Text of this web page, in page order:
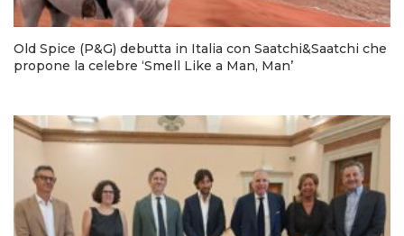
Old Spice (P&G) debutta in Italia con Saatchi&Saatchi che
propone la celebre ‘Smell Like a Man, Man’